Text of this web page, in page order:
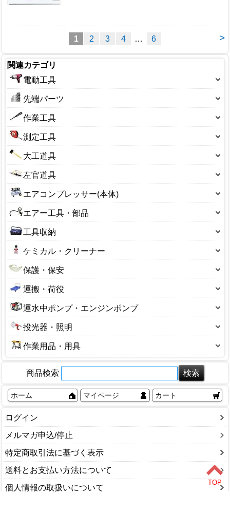
>
1 2 3 4 … 6
関連カテゴリ
電動工具
ドリル・インパクト
切削・研磨工具
切断工具
清掃機器
熱工具
発電機
溶接機器
撹拌機
部品(電動工具)
充電器
その他
先端パーツ
ドリルパーツ
切削・研磨パーツ
切断パーツ
アダプター・部品
ミニルーター用先端パーツ
先端工具（サンフレックス）
先端工具（プロクソン）
その他
作業工具
スパナ
ドライバー
ペンチ・プライヤ・ニッパー
レンチ
穴あけ具・ドリル類
圧着工具
切削・研磨工具
切断工具
固定工具
締付工具
引き抜き工具
工具セット
その他
測定工具
曲尺・直尺・ノギス
ハカリ・マグネット
マーキング
温度計
巻尺・コンベ
光学式測定器
水平器
製図用具
測量・レーザー
その他
大工道具
鋸（ノコギリ）
斧（オノ）
金槌・バール
スクレーパー・ヘラ
ノミ・彫刻刀・カンナ
ハサミ・ナイフ・カッター
ハンマー・ポンチ
穴あけ具・ドリル類
毛引
その他
左官道具
鏝(こて)
タフ舟・バケツ
ふるい(左官)
スポンジ・ブラシ
ヒーター
その他
エアコンプレッサー(本体)
オイル式
オイルフリー
静音
エンジン式
ベルト式
ホビー用
メーカー:シンセイ
メーカー:高儀EarthMan
メーカー:SK11
メーカー:KNO(KENOH)
メーカー:ナカトミ
メーカー:アネスト岩田
メーカー:RYOBI
メーカー:山善
メーカー:MAX
エアー工具・部品
サブタンク
エアー工具
エアパーツ
エア配管
エアダスター
エアホース
カップリング・カプラー
エアホースドラム
圧力計
エアータッカー・ステープル打機
ステープル針
フィニッシュネイラ
フィニッシュネイル
ピンネイル・ピンネイラ
エアツールセット
ロール釘
エアーインパクトレンチ
スプレーガン(塗装)
工具収納
工具箱
工具袋
パーツケース
コンテナ
バスケット
収納小物
ツールワゴン・キャビネット
大型ボックス
ケミカル・クリーナー
オイル
グリース
シリコンスプレー
パーツクリーナー
その他スプレー(ケミカル)
保護・保安
ヘルメット
ゴーグル・メガネ
マスク・フィルター
ステッカー・腕章・反射ベスト
すべり止めマット
セーフティコード
フェンス
ホイッスル・メガホン
ミラー・ポール
安全ストッパー
安全帯
耳栓
カラーコーン・バリケード
保護衣料
その他
運搬・荷役
台車
平台車
滑車
荷締め機
アイフック
ウインチ・Cブロック
スリングベルト
チェーンブロック
ハンドリフト・パレット
運水中ポンプ・エンジンポンプ
水中ポンプ・エンジンポンプ
投光器・照明
投光器
センサーライト
フラッシュライト
延長コード
空リール
作業灯
替球
電工ドラム
作業用品・用具
容器
ウエス・ペーパー
カラビナ
ビッドホルダー
現場・作業用品
その他
商品検索
ホーム マイページ カート
ログイン
メルマガ申込/停止
特定商取引法に基づく表示
送料とお支払い方法について
個人情報の取扱いについて